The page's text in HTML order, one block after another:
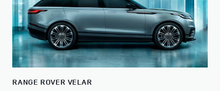
RANGE ROVER VELAR